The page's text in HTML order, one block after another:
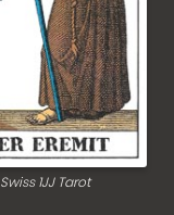
Swiss 1JJ Tarot